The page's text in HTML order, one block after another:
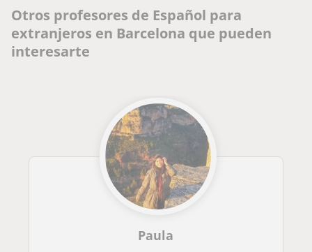
Otros profesores de Español para
extranjeros en Barcelona que pueden
interesarte
Paula